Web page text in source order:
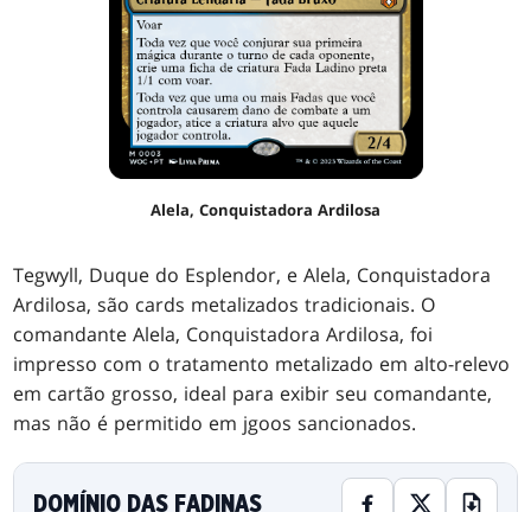
Alela, Conquistadora Ardilosa
Tegwyll, Duque do Esplendor, e Alela, Conquistadora
Ardilosa, são cards metalizados tradicionais. O
comandante Alela, Conquistadora Ardilosa, foi
impresso com o tratamento metalizado em alto-relevo
em cartão grosso, ideal para exibir seu comandante,
mas não é permitido em jgoos sancionados.
DOMÍNIO DAS FADINAS